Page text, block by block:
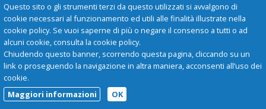
Questo sito o gli strumenti terzi da questo utilizzati si avvalgono di
cookie necessari al funzionamento ed utili alle finalità illustrate nella
cookie policy. Se vuoi saperne di più o negare il consenso a tutti o ad
alcuni cookie, consulta la cookie policy.
Chiudendo questo banner, scorrendo questa pagina, cliccando su un
link o proseguendo la navigazione in altra maniera, acconsenti all’uso dei
cookie.
Maggiori informazioni
OK